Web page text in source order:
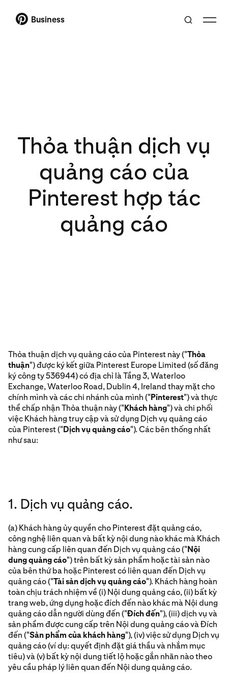
Business
Thỏa thuận dịch vụ
quảng cáo của
Pinterest hợp tác
quảng cáo
Thỏa thuận dịch vụ quảng cáo của Pinterest này ("Thỏa
thuận") được ký kết giữa Pinterest Europe Limited (số đăng
ký công ty 536944) có địa chỉ là Tầng 3, Waterloo
Exchange, Waterloo Road, Dublin 4, Ireland thay mặt cho
chính mình và các chi nhánh của mình ("Pinterest") và thực
thể chấp nhận Thỏa thuận này ("Khách hàng") và chi phối
việc Khách hàng truy cập và sử dụng Dịch vụ quảng cáo
của Pinterest ("Dịch vụ quảng cáo"). Các bên thống nhất
như sau:
1. Dịch vụ quảng cáo.
(a) Khách hàng ủy quyền cho Pinterest đặt quảng cáo,
công nghệ liên quan và bất kỳ nội dung nào khác mà Khách
hàng cung cấp liên quan đến Dịch vụ quảng cáo ("Nội
dung quảng cáo") trên bất kỳ sản phẩm hoặc tài sản nào
của bên thứ ba hoặc Pinterest có liên quan đến Dịch vụ
quảng cáo ("Tài sản dịch vụ quảng cáo"). Khách hàng hoàn
toàn chịu trách nhiệm về (i) Nội dung quảng cáo, (ii) bất kỳ
trang web, ứng dụng hoặc đích đến nào khác mà Nội dung
quảng cáo dẫn người dùng đến ("Đích đến"), (iii) dịch vụ và
sản phẩm được cung cấp trên Nội dung quảng cáo và Đích
đến ("Sản phẩm của khách hàng"), (iv) việc sử dụng Dịch vụ
quảng cáo (ví dụ: quyết định đặt giá thầu và nhắm mục
tiêu) và (v) bất kỳ nội dung tiết lộ hoặc gắn nhãn nào theo
yêu cầu pháp lý liên quan đến Nội dung quảng cáo.